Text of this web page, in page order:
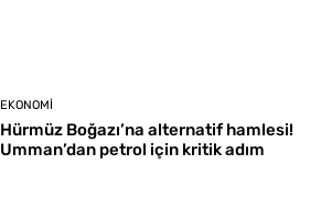
EKONOMI
Hürmüz Boğazı’na alternatif hamlesi!
Umman’dan petrol için kritik adım